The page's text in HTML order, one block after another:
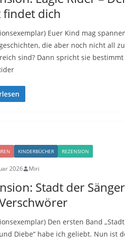
findet dich
Euer Kind mag
die aber noch nicht all zu
sind? Dann spricht sie bestimmt
KINDERBÜCHER REZENSION
2026 Miri
Stadt der Sänger
Den ersten Band
Diebe“ habe ich geliebt. Nun ist